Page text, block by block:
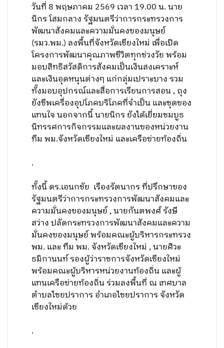
วันที่ 8 พฤษภาคม 2569 เวลา 19.00 น. นาย
นิกร โสมกลาง รัฐมนตรีว่าการกระทรวงการ
พัฒนาสังคมและความมั่นคงของมนุษย์
(รมว.พม.) ลงพื้นที่จังหวัดเชียงใหม่ เพื่อเปิด
โครงการพัฒนาคุณภาพชีวิตทุกช่วงวัย พร้อม
มอบสิทธิสวัสดิการสังคมเป็นเงินสงเคราะห์
และเงินอุดหนุนต่างๆ แก่กลุ่มเปราะบาง รวม
ทั้งมอบอุปกรณ์และสื่อการเรียนการสอน , ถุง
ยังชีพเครื่องอุปโภคบริโภคที่จำเป็น และชุดของ
แทนใจ นอกจากนี้ นายนิกร ยังได้เยี่ยมชมบูธ
นิทรรศการกิจกรรมและผลงานของหน่วยงาน
ทีม พม.จังหวัดเชียงใหม่ และเครือข่ายท้องถิ่น
.
ทั้งนี้ ดร.เอนกชัย เรืองรัตนากร ที่ปรึกษาของ
รัฐมนตรีว่าการกระทรวงการพัฒนาสังคมและ
ความมั่นคงของมนุษย์ , นายกันตพงศ์ รังษี
สว่าง ปลัดกระทรวงการพัฒนาสังคมและความ
มั่นคงของมนุษย์ พร้อมคณะผู้บริหารกระทรวง
พม. และ ทีม พม. จังหวัดเชียงใหม่ , นายศิวะ
ธมิกานนท์ รองผู้ว่าราชการจังหวัดเชียงใหม่
พร้อมคณะผู้บริหารหน่วยงานท้องถิ่น และผู้
แทนเครือข่ายท้องถิ่น ร่วมลงพื้นที่ ณ เทศบาล
ตำบลไชยปราการ อำเภอไชยปราการ จังหวัด
เชียงใหม่ด้วย
.